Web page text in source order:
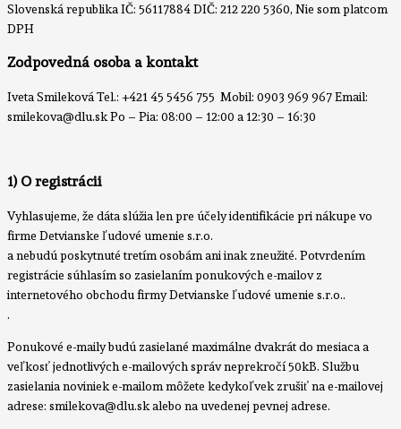
Slovenská republika IČ: 56117884 DIČ: 212 220 5360, Nie som platcom
DPH
Zodpovedná osoba a kontakt
Iveta Smileková Tel.: +421 45 5456 755 Mobil: 0903 969 967 Email:
smilekova@dlu.sk Po – Pia: 08:00 – 12:00 a 12:30 – 16:30
1) O registrácii
Vyhlasujeme, že dáta slúžia len pre účely identifikácie pri nákupe vo
firme Detvianske ľudové umenie s.r.o.
a nebudú poskytnuté tretím osobám ani inak zneužité. Potvrdením
registrácie súhlasím so zasielaním ponukových e-mailov z
internetového obchodu firmy Detvianske ľudové umenie s.r.o..
.
Ponukové e-maily budú zasielané maximálne dvakrát do mesiaca a
veľkosť jednotlivých e-mailových správ neprekročí 50kB. Službu
zasielania noviniek e-mailom môžete kedykoľvek zrušiť na e-mailovej
adrese: smilekova@dlu.sk alebo na uvedenej pevnej adrese.